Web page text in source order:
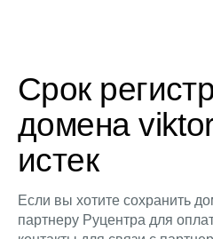
Срок
домена
истек
Если вы хотите сохранить
партнеру Руцентра для